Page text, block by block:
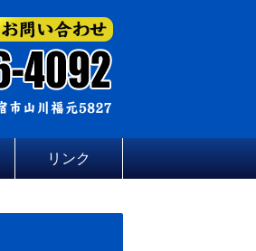
リンク